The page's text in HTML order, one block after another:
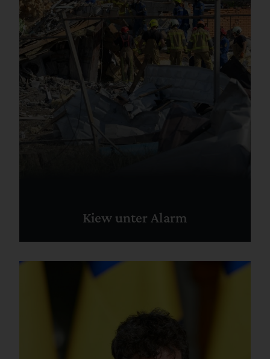
Kiew unter Alarm